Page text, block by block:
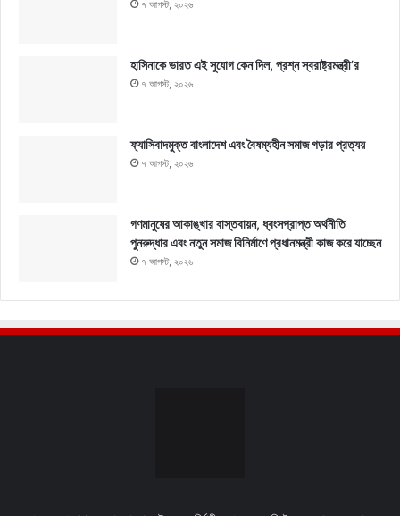
৭ আগস্ট, ২০২৬
হাসিনাকে ভারত এই সুযোগ কেন দিল, প্রশ্ন স্বরাষ্ট্রমন্ত্রী’র
৭ আগস্ট, ২০২৬
ফ্যাসিবাদমুক্ত বাংলাদেশ এবং বৈষম্যহীন সমাজ গড়ার প্রত্যয়
৭ আগস্ট, ২০২৬
গণমানুষের আকাঙ্খার বাস্তবায়ন, ধ্বংসপ্রাপ্ত অর্থনীতি
পুনরুদ্ধার এবং নতুন সমাজ বিনির্মাণে প্রধানমন্ত্রী কাজ করে যাচ্ছেন
৭ আগস্ট, ২০২৬